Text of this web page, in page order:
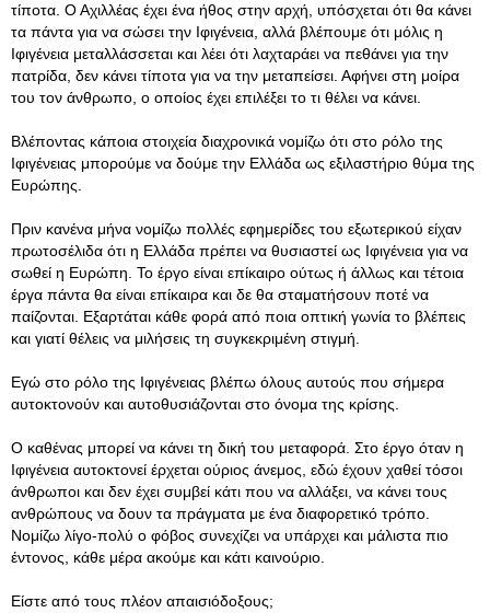
τίποτα. Ο Αχιλλέας έχει ένα ήθος στην αρχή, υπόσχεται ότι θα κάνει
τα πάντα για να σώσει την Ιφιγένεια, αλλά βλέπουμε ότι μόλις η
Ιφιγένεια μεταλλάσσεται και λέει ότι λαχταράει να πεθάνει για την
πατρίδα, δεν κάνει τίποτα για να την μεταπείσει. Αφήνει στη μοίρα
του τον άνθρωπο, ο οποίος έχει επιλέξει το τι θέλει να κάνει.
Βλέποντας κάποια στοιχεία διαχρονικά νομίζω ότι στο ρόλο της
Ιφιγένειας μπορούμε να δούμε την Ελλάδα ως εξιλαστήριο θύμα της
Ευρώπης.
Πριν κανένα μήνα νομίζω πολλές εφημερίδες του εξωτερικού είχαν
πρωτοσέλιδα ότι η Ελλάδα πρέπει να θυσιαστεί ως Ιφιγένεια για να
σωθεί η Ευρώπη. Το έργο είναι επίκαιρο ούτως ή άλλως και τέτοια
έργα πάντα θα είναι επίκαιρα και δε θα σταματήσουν ποτέ να
παίζονται. Εξαρτάται κάθε φορά από ποια οπτική γωνία το βλέπεις
και γιατί θέλεις να μιλήσεις τη συγκεκριμένη στιγμή.
Εγώ στο ρόλο της Ιφιγένειας βλέπω όλους αυτούς που σήμερα
αυτοκτονούν και αυτοθυσιάζονται στο όνομα της κρίσης.
Ο καθένας μπορεί να κάνει τη δική του μεταφορά. Στο έργο όταν η
Ιφιγένεια αυτοκτονεί έρχεται ούριος άνεμος, εδώ έχουν χαθεί τόσοι
άνθρωποι και δεν έχει συμβεί κάτι που να αλλάξει, να κάνει τους
ανθρώπους να δουν τα πράγματα με ένα διαφορετικό τρόπο.
Νομίζω λίγο-πολύ ο φόβος συνεχίζει να υπάρχει και μάλιστα πιο
έντονος, κάθε μέρα ακούμε και κάτι καινούριο.
Είστε από τους πλέον απαισιόδοξους;